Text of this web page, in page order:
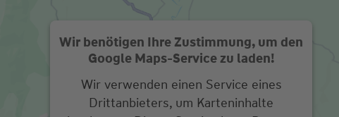
Wir benötigen Ihre Zustimmung, um den
Google Maps-Service zu laden!
Wir verwenden einen Service eines
Drittanbieters, um Karteninhalte